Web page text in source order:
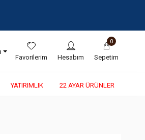
Favorilerim Hesabım
0
Sepetim
YATIRIMLIK 22 AYAR ÜRÜNLER